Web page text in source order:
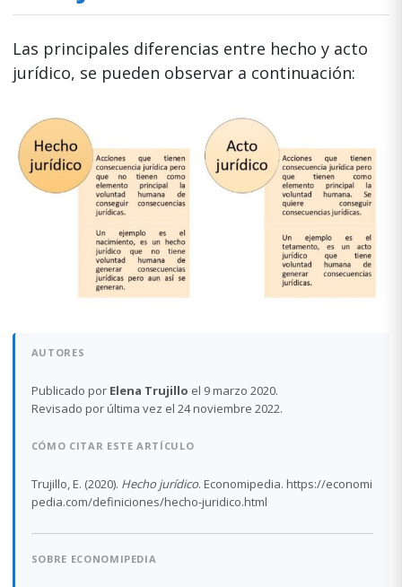
Las principales diferencias entre hecho y acto
jurídico, se pueden observar a continuación:
AUTORES
Publicado por Elena Trujillo el 9 marzo 2020.
Revisado por última vez el 24 noviembre 2022.
CÓMO CITAR ESTE ARTÍCULO
Trujillo, E. (2020). Hecho jurídico. Economipedia. https://economi
pedia.com/definiciones/hecho-juridico.html
SOBRE ECONOMIPEDIA